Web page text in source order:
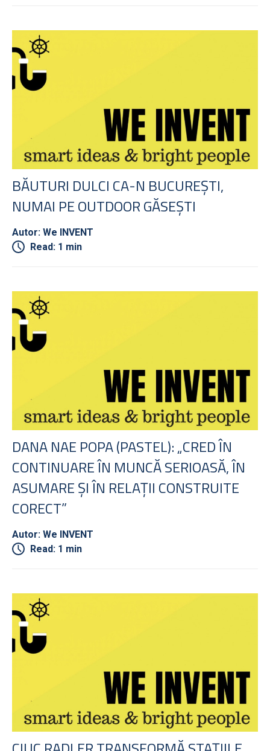
BĂUTURI DULCI CA-N BUCUREȘTI,
NUMAI PE OUTDOOR GĂSEȘTI
Autor: We INVENT
Read: 1 min
DANA NAE POPA (PASTEL): „CRED ÎN
CONTINUARE ÎN MUNCĂ SERIOASĂ, ÎN
ASUMARE ȘI ÎN RELAȚII CONSTRUITE
CORECT”
Autor: We INVENT
Read: 1 min